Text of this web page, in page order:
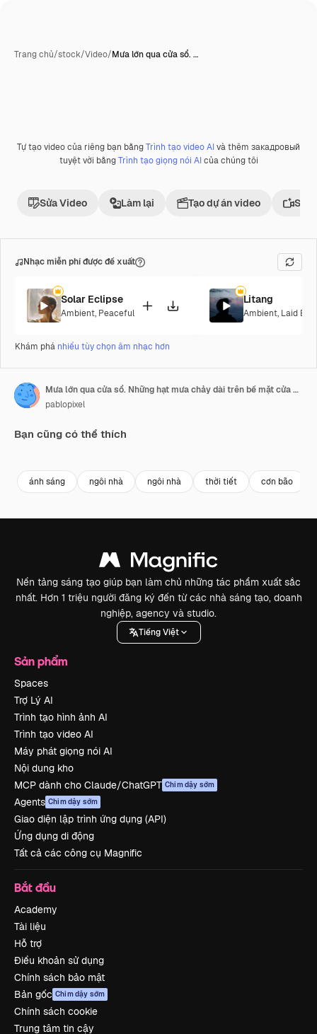
Trang chủ/stock/Video/Mưa lớn qua cửa sổ. …
Tự tạo video của riêng bạn bằngTrình tạo video AIvà thêm закадровый
tuyệt vời bằngTrình tạo giọng nói AIcủa chúng tôi
Sửa Video Làm lại Tạo dự án video Sử
Nhạc miễn phí được đề xuất
Solar Eclipse
Ambient, Peaceful
Litang
Ambient, Laid
Khám phá nhiều tùy chọn âm nhạc hơn
Mưa lớn qua cửa sổ. Những hạt mưa chảy dài trên bề mặt cửa sổ. Không có ai
pablopixel
Bạn cũng có thể thích
ánh sáng ngôi nhà ngôi nhà thời tiết cơn bão
Nền tảng sáng tạo giúp bạn làm chủ những tác phẩm xuất sắc
nhất. Hơn 1 triệu người đăng ký đến từ các nhà sáng tạo, doanh
nghiệp, agency và studio.
Tiếng Việt
Sản phẩm
Spaces
Trợ Lý AI
Trình tạo hình ảnh AI
Trình tạo video AI
Máy phát giọng nói AI
Nội dung kho
MCP dành cho Claude/ChatGPT Chim dậy sớm
Agents Chim dậy sớm
Giao diện lập trình ứng dụng (API)
Ứng dụng di động
Tất cả các công cụ Magnific
Bắt đầu
Academy
Tài liệu
Hỗ trợ
Điều khoản sử dụng
Chính sách bảo mật
Bản gốc Chim dậy sớm
Chính sách cookie
Trung tâm tin cậy